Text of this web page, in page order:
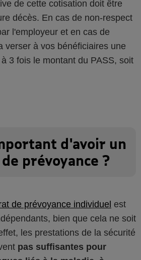
de cette cotisation doit être
décès. En cas de non-respect
l'employeur et en cas de
verser à vos bénéficiaires une
3 fois le montant du PASS, soit
d'avoir un
prévoyance ?
de prévoyance individuel est
bien que cela ne soit
les prestations de la sécurité
pas suffisantes pour